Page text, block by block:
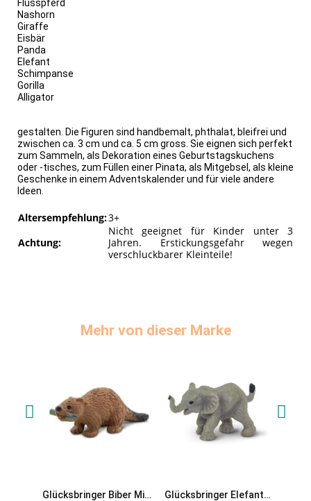
Flusspferd
Nashorn
Giraffe
Eisbär
Panda
Elefant
Schimpanse
Gorilla
Alligator
gestalten. Die Figuren sind handbemalt, phthalat, bleifrei und
zwischen ca. 3 cm und ca. 5 cm gross. Sie eignen sich perfekt
zum Sammeln, als Dekoration eines Geburtstagskuchens
oder -tisches, zum Füllen einer Pinata, als Mitgebsel, als kleine
Geschenke in einem Adventskalender und für viele andere
Ideen.
Altersempfehlung:3+
Achtung:
Nicht geeignet für Kinder unter 3
Jahren. Erstickungsgefahr wegen
verschluckbarer Kleinteile!
Mehr von dieser Marke
Glücksbringer Biber Mini
Glücksbringer Elefant